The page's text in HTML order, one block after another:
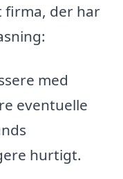
firma, der har
med
eventuelle
hurtigt.